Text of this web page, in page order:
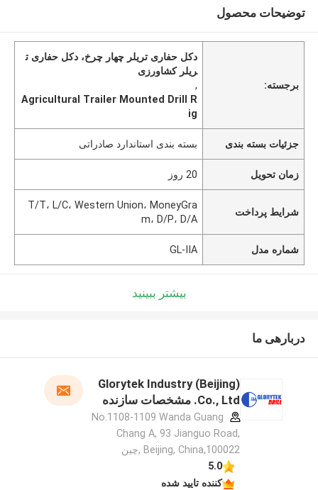
توضیحات محصول
برجسته:
دکل حفاری تریلر چهار چرخ، دکل حفاری ت
ریلر کشاورزی
,
Agricultural Trailer Mounted Drill R
ig
جزئیات بسته بندی بسته بندی استاندارد صادراتی
زمان تحویل 20 روز
شرایط پرداخت
T/T، L/C، Western Union، MoneyGra
m، D/P، D/A
شماره مدل GL-IIA
بیشتر ببینید
دربارهی ما
Glorytek Industry (Beijing)
Co., Ltd. مشخصات سازنده
No.1108-1109 Wanda Guang
Chang A, 93 Jianguo Road,
Beijing, China,100022 ,چین
5.0
کننده تایید شده